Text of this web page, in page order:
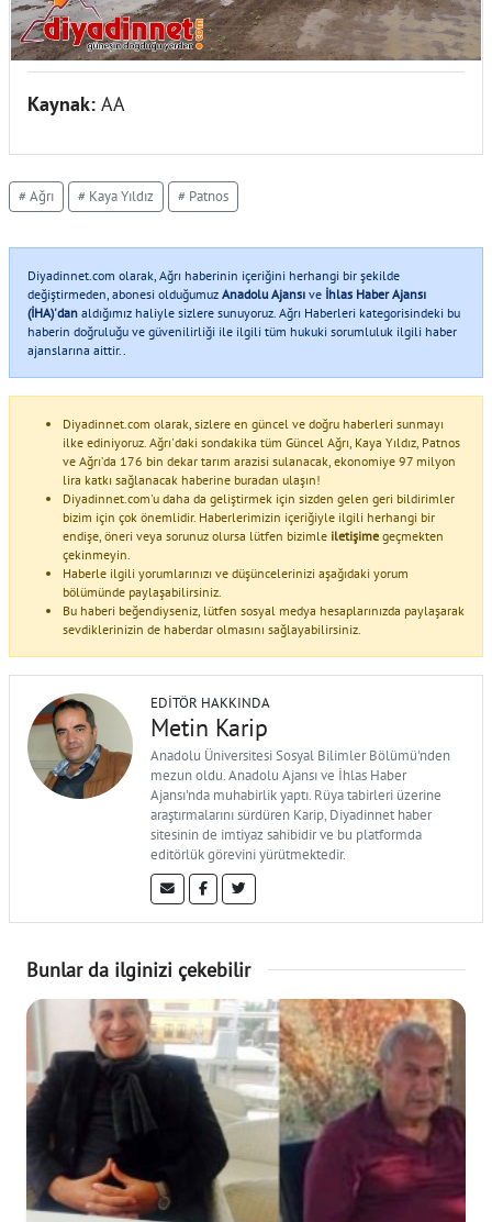
Kaynak: AA
# Ağrı # Kaya Yıldız # Patnos
Diyadinnet.com olarak, Ağrı haberinin içeriğini herhangi bir şekilde
değiştirmeden, abonesi olduğumuz Anadolu Ajansı ve İhlas Haber Ajansı
(İHA)'dan aldığımız haliyle sizlere sunuyoruz. Ağrı Haberleri kategorisindeki bu
haberin doğruluğu ve güvenilirliği ile ilgili tüm hukuki sorumluluk ilgili haber
ajanslarına aittir..
Diyadinnet.com olarak, sizlere en güncel ve doğru haberleri sunmayı
ilke ediniyoruz. Ağrı'daki sondakika tüm Güncel Ağrı, Kaya Yıldız, Patnos
ve Ağrı’da 176 bin dekar tarım arazisi sulanacak, ekonomiye 97 milyon
lira katkı sağlanacak haberine buradan ulaşın!
Diyadinnet.com'u daha da geliştirmek için sizden gelen geri bildirimler
bizim için çok önemlidir. Haberlerimizin içeriğiyle ilgili herhangi bir
endişe, öneri veya sorunuz olursa lütfen bizimle iletişime geçmekten
çekinmeyin.
Haberle ilgili yorumlarınızı ve düşüncelerinizi aşağıdaki yorum
bölümünde paylaşabilirsiniz.
Bu haberi beğendiyseniz, lütfen sosyal medya hesaplarınızda paylaşarak
sevdiklerinizin de haberdar olmasını sağlayabilirsiniz.
EDITÖR HAKKINDA
Metin Karip
Anadolu Üniversitesi Sosyal Bilimler Bölümü'nden
mezun oldu. Anadolu Ajansı ve İhlas Haber
Ajansı'nda muhabirlik yaptı. Rüya tabirleri üzerine
araştırmalarını sürdüren Karip, Diyadinnet haber
sitesinin de imtiyaz sahibidir ve bu platformda
editörlük görevini yürütmektedir.
Bunlar da ilginizi çekebilir